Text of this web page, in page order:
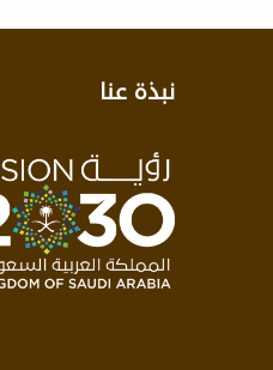
نبذة عنا